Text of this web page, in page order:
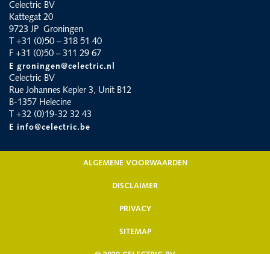
Celectric BV
Kattegat 20
9723 JP Groningen
T +31 (0)50 – 318 51 40
F +31 (0)50 – 311 29 67
E groningen@celectric.nl
Celectric BV
Rue Johannes Kepler 3, Unit B12
B-1357 Helecine
T +32 (0)19-32 32 43
E info@celectric.be
ALGEMENE VOORWAARDEN
DISCLAIMER
PRIVACY
SITEMAP